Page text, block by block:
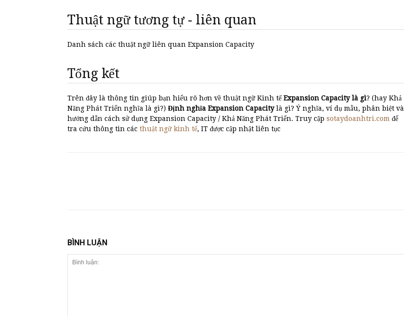
Thuật ngữ tương tự - liên quan
Danh sách các thuật ngữ liên quan Expansion Capacity
Tổng kết
Trên đây là thông tin giúp bạn hiểu rõ hơn về thuật ngữ Kinh tếExpansion Capacity là gì? (hay Khả
Năng Phát Triển nghĩa là gì?) Định nghĩa Expansion Capacitylà gì? Ý nghĩa, ví dụ mẫu, phân biệt và
hướng dẫn cách sử dụng Expansion Capacity / Khả Năng Phát Triển. Truy cập sotaydoanhtri.com để
tra cứu thông tin các thuật ngữ kinh tế, IT được cập nhật liên tục
BÌNH LUẬN